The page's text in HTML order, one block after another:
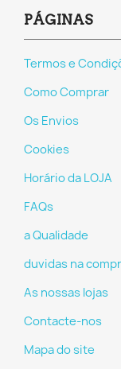
PÁGINAS
Termos e
Como Comprar
Os Envios
Cookies
Horário da LOJA
FAQs
a Qualidade
duvidas na
As nossas lojas
Contacte-nos
Mapa do site